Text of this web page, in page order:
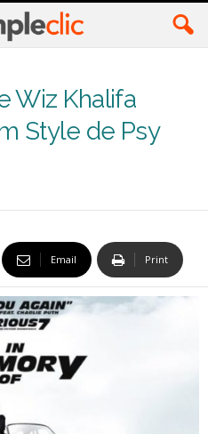
Wiz Khalifa
Style de Psy
Email Print